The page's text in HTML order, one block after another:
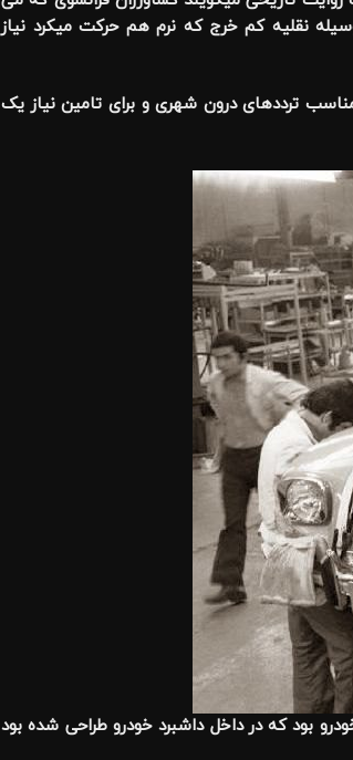
نقلیه کم خرج که نرم هم حرکت میکرد نیاز
آغاز شد.این خودروکه مناسب ترددهای درون شهری و برای تامین نیاز یک
بود که در داخل داشبرد خودرو طراحی شده بود